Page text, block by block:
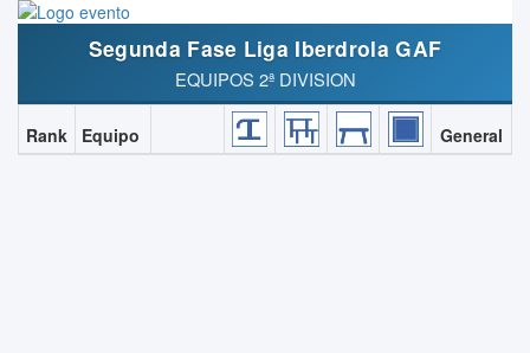
Segunda Fase Liga Iberdrola GAF
EQUIPOS 2ª DIVISION
Rank Equipo General